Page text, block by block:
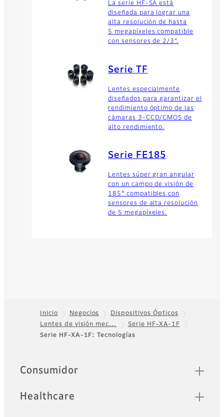
La serie HF-SA está
diseñada para lograr una
alta resolución de hasta
5 megapíxeles compatible
con sensores de 2/3”.
Serie TF
Lentes especialmente
diseñados para garantizar el
rendimiento óptimo de las
cámaras 3-CCD/CMOS de
alto rendimiento.
Serie FE185
Lentes súper gran angular
con un campo de visión de
185° compatibles con
sensores de alta resolución
de 5 megapíxeles.
Footer
Inicio Negocios
Dispositivos Ópticos
Lentes de visión mec…
Serie HF-XA-1F
Serie HF-XA-1F: Tecnologías
Sitemap
Consumidor
Healthcare